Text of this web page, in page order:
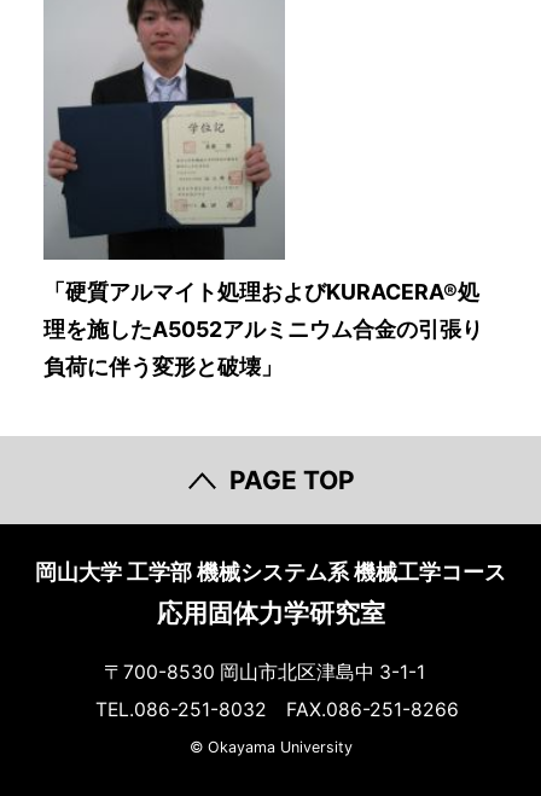
「硬質アルマイト処理およびKURACERA®処
理を施したA5052アルミニウム合金の引張り
負荷に伴う変形と破壊」
PAGE TOP
岡山大学 工学部 機械システム系 機械工学コース
応用固体力学研究室
〒700-8530 岡山市北区津島中 3-1-1
TEL.086-251-8032 FAX.086-251-8266
© Okayama University